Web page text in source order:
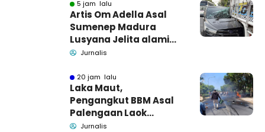
5 jam lalu
Artis Om Adella Asal
Sumenep Madura
Lusyana Jelita alami
kecelakaan di Wonogiri
Jurnalis
20 jam lalu
Laka Maut,
Pengangkut BBM Asal
Palengaan Laok
Pamekasan Meninggal
Jurnalis